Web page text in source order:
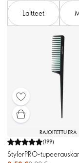
Laitteet
RAJOITETTU ERÄ
(199)
StylerPRO-